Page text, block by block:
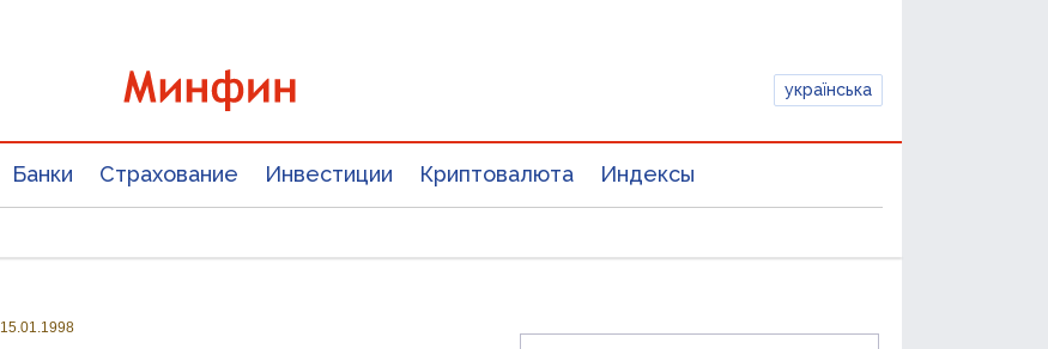
українська
Банки Страхование Инвестиции Криптовалюта Индексы
15.01.1998